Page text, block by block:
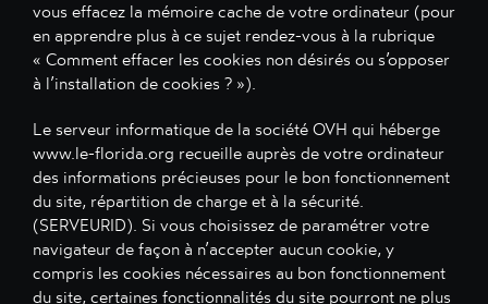
vous effacez la mémoire cache de votre ordinateur (pour
en apprendre plus à ce sujet rendez-vous à la rubrique
« Comment effacer les cookies non désirés ou s’opposer
à l’installation de cookies ? »).
Le serveur informatique de la société OVH qui héberge
www.le-florida.org recueille auprès de votre ordinateur
des informations précieuses pour le bon fonctionnement
du site, répartition de charge et à la sécurité.
(SERVEURID). Si vous choisissez de paramétrer votre
navigateur de façon à n’accepter aucun cookie, y
compris les cookies nécessaires au bon fonctionnement
du site, certaines fonctionnalités du site pourront ne plus